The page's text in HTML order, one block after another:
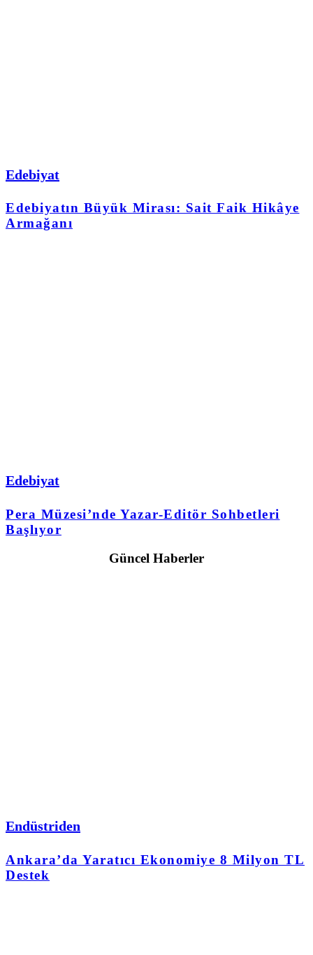
Edebiyat
Edebiyatın Büyük Mirası: Sait Faik Hikâye
Armağanı
Edebiyat
Pera Müzesi’nde Yazar-Editör Sohbetleri
Başlıyor
Güncel Haberler
Endüstriden
Ankara’da Yaratıcı Ekonomiye 8 Milyon TL
Destek